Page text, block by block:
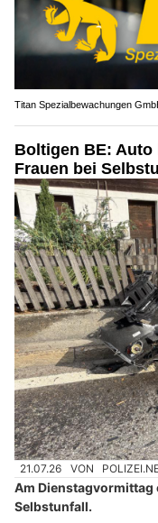
Titan Spezialbewachungen
Boltigen BE: Auto
Frauen bei
21.07.26 VON
Am Dienstagvormittag
Selbstunfall.